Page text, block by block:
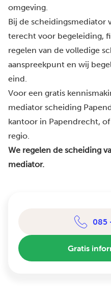
omgeving.
Bij de scheidingsmediator
terecht voor begeleiding,
regelen van de volledige
aanspreekpunt en wij
eind.
Voor een gratis
mediator scheiding
kantoor in Papendrecht,
regio.
We regelen de scheiding
mediator.
085
Gratis